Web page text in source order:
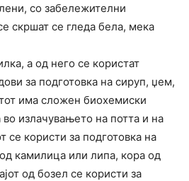
со забележителни
скршат се гледа бела, мека
а од него се користат
за подготовка на сируп, џем,
има сложен биохемиски
излачувањето на потта и на
се користи за подготовка на
камилица или липа, кора од
од бозел се користи за